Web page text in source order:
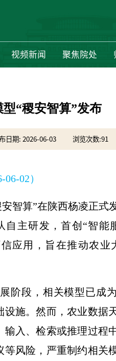
视频新闻 聚焦院处
“稷安智算”发布
日期: 2026-06-03 浏览次数:91
06-02）
智算”在陕西杨凌正式
主研发，首创“智能
应用，旨在推动农业
阶段，相关模型已成
施。然而，农业数据
入、检索或推理过程
风险，严重制约相关